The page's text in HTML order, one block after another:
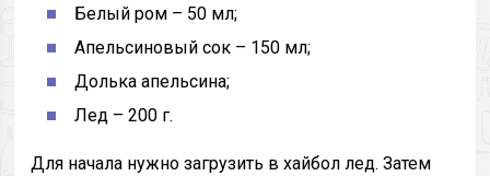
Белый ром – 50 мл;
Апельсиновый сок – 150 мл;
Долька апельсина;
Лед – 200 г.
Для начала нужно загрузить в хайбол лед. Затем